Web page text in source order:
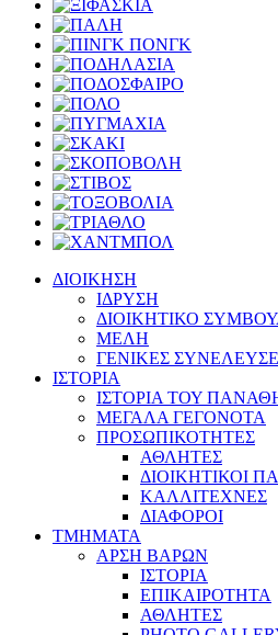
ΔΙΟΙΚΗΣΗ
ΙΔΡΥΣΗ
ΔΙΟΙΚΗΤΙΚΟ
ΜΕΛΗ
ΓΕΝΙΚΕΣ
ΙΣΤΟΡΙΑ
ΙΣΤΟΡΙΑ ΤΟΥ
ΜΕΓΑΛΑ ΓΕΓΟΝΟΤΑ
ΠΡΟΣΩΠΙΚΟΤΗΤΕΣ
ΑΘΛΗΤΕΣ
ΔΙΟΙΚΗΤΙΚΟΙ
ΚΑΛΛΙΤΕΧΝΕΣ
ΔΙΑΦΟΡΟΙ
ΤΜΗΜΑΤΑ
ΑΡΣΗ ΒΑΡΩΝ
ΙΣΤΟΡΙΑ
ΕΠΙΚΑΙΡΟΤΗΤΑ
ΑΘΛΗΤΕΣ